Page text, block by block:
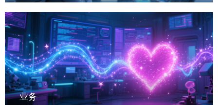
业务